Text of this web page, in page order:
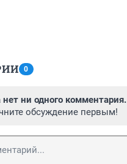
0
нет ни одного комментария.
обсуждение первым!